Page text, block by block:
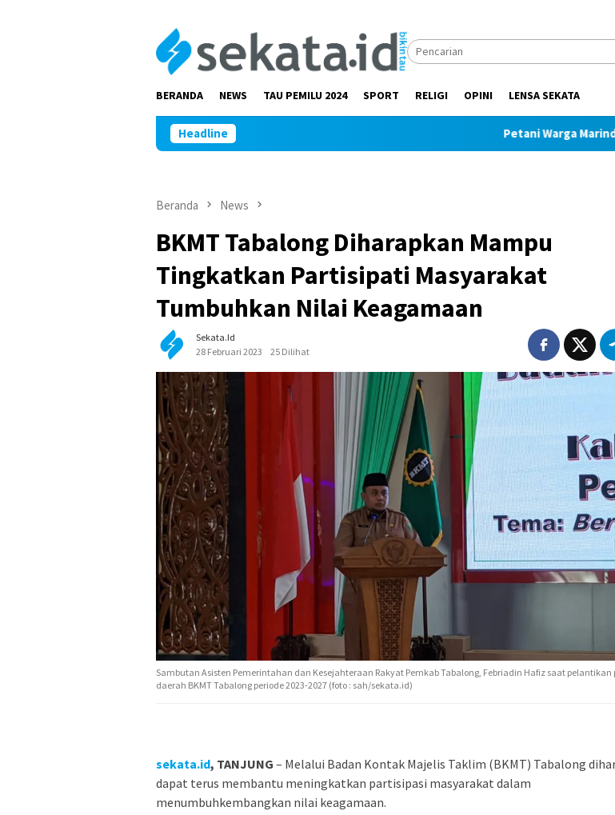
BERANDA NEWS TAU PEMILU 2024 SPORT RELIGI OPINI LENSA SEKATA
Headline Petani Warga Marindi
Beranda News
BKMT Tabalong Diharapkan Mampu
Tingkatkan Partisipati Masyarakat
Tumbuhkan Nilai Keagamaan
Sekata.id
28 Februari 2023
25 Dilihat
Sambutan Asisten Pemerintahan dan Kesejahteraan Rakyat Pemkab Tabalong, Febriadin Hafiz saat pelantikan
daerah BKMT Tabalong periode 2023-2027 (foto : sah/sekata.id)
sekata.id, TANJUNG – Melalui Badan Kontak Majelis Taklim (BKMT) Tabalong
dapat terus membantu meningkatkan partisipasi masyarakat dalam
menumbuhkembangkan nilai keagamaan.